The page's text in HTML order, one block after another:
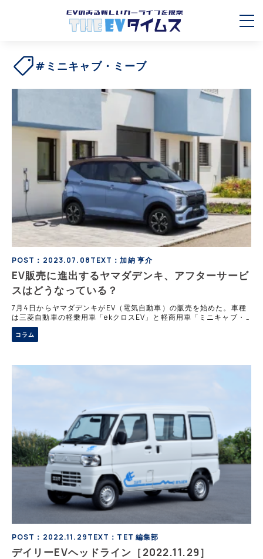
#ミニキャブ・ミーブ
POST：2023.07.08TEXT：加納 亨介
EV販売に進出するヤマダデンキ、アフターサービ
スはどうなっている？
7月4日からヤマダデンキがEV（電気自動車）の販売を始めた。車種
は三菱自動車の軽乗用車「ekクロスEV」と軽商用車「ミニキャブ・
ミーブ」で、法人向けリース販売の形態をとる。当初は神奈川県と埼
玉県の5店舗のみだが、将来的に
コラム
POST：2022.11.29TEXT：TET 編集部
デイリーEVヘッドライン［2022.11.29］